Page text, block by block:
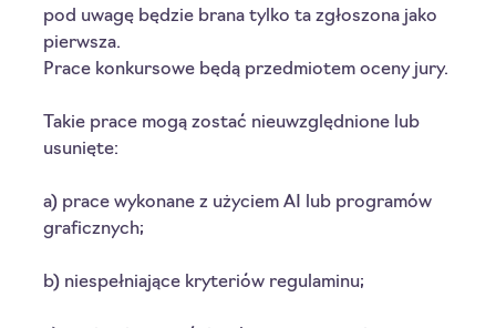
pod uwagę będzie brana tylko ta zgłoszona jako
pierwsza.
Prace konkursowe będą przedmiotem oceny jury.
Takie prace mogą zostać nieuwzględnione lub
usunięte:
a) prace wykonane z użyciem AI lub programów
graficznych;
b) niespełniające kryteriów regulaminu;